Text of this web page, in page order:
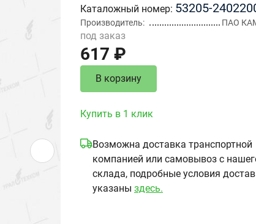
Каталожный номер 53205-
Производитель ПАО
под заказ
617 ₽
В корзину
Купить в 1 клик
Возможна доставка транспортной
компанией или самовывоз с
склада, подробные условия
указаны здесь.